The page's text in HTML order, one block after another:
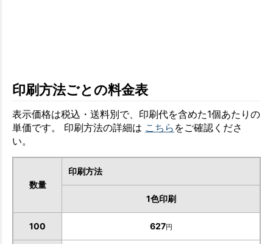
印刷方法ごとの料金表
表示価格は税込・送料別で、印刷代を含めた1個あたりの
単価です。 印刷方法の詳細は こちら をご確認くださ
い。
数量
印刷方法
1色印刷
100 627円